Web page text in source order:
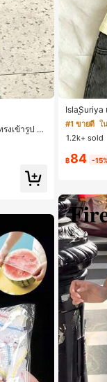
งเข้ารูป แ
IslaSuriya
ง, เสื้อกล้า
อผ้า Y2k, เ
#1 ขายดี ใ
1.2k+ sold
฿84 -